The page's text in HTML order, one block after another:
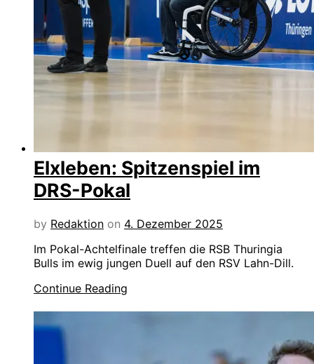
Elxleben: Spitzenspiel im
DRS-Pokal
by Redaktion on 4. Dezember 2025
Im Pokal-Achtelfinale treffen die RSB Thuringia
Bulls im ewig jungen Duell auf den RSV Lahn-Dill.
Continue Reading